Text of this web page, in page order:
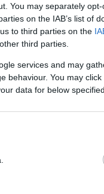
You may separately
on the IAB’s list of
to third parties on the
third parties.
services and may
behaviour. You may
data for below